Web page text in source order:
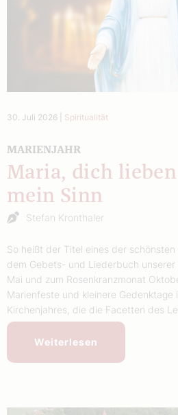
30. Juli 2026 Spiritualität
MARIENJAHR
Maria, dich
mein Sinn
Stefan Kronthaler
So heißt der Titel eines der schönsten
dem Gebets- und Liederbuch
Mai und zum Rosenkranzmonat
Marienfeste und kleinere Gedenktage
Kirchenjahres, die die Facetten des
Weiterlesen